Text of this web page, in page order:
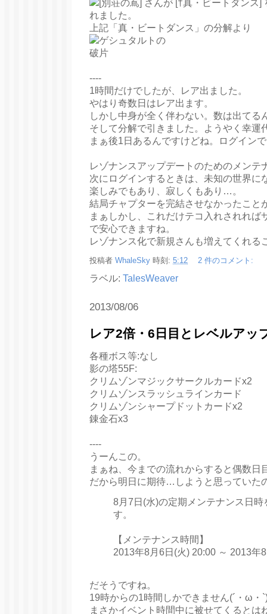
上記「真・ビートダンス」の分解より
----
1時間だけでしたが、レア出ました。
やはり奇数日はレア出ます。
しかし中身が全く伴わない。数は出てる
そして分解で引きました。ようやく幸運
まぁ後1日あるんですけどね。ログイン
レゾナンスアップデートのためのメンテ
次にログインするときは、未知の世界に
楽しみでもあり、寂しくもあり…。
結局チャプターを完結させなかったこと
まぁしかし、これだけテコ入れされれば
で安心できますね。
レゾナンス化で新規さんも増えてくれる
投稿者 WhaleSky 時刻: 5:12 2 件のコメント:
ラベル: TalesWeaver
2013/08/06
レア2倍・6日目とレベルアッ
各種ボス等:なし
影の塔55F:
クリムゾンマジックサークルカードx2
クリムゾンスラッシュラインカード
クリムゾンシャープドットカードx2
錬金石x3
----
うーんこの。
まぁね、今までの流れからすると偶数日
だから明日に期待…しようと思っていた
8月7日(水)の定期メンテナンス日
す。
【メンテナンス時間】
2013年8月6日(火) 20:00 ～ 2013年
だそうですね。
19時からの1時間しかできません(´・ω・
まさかイベント時間中に被せてくるとは